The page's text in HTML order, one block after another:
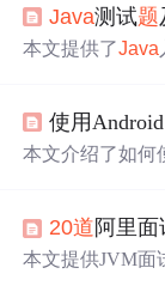
Java测试题
本文提供了Java
公司的校园招聘
使用
本文介绍了如何
分搜索树实现
20道 阿里
本文提供JVM面